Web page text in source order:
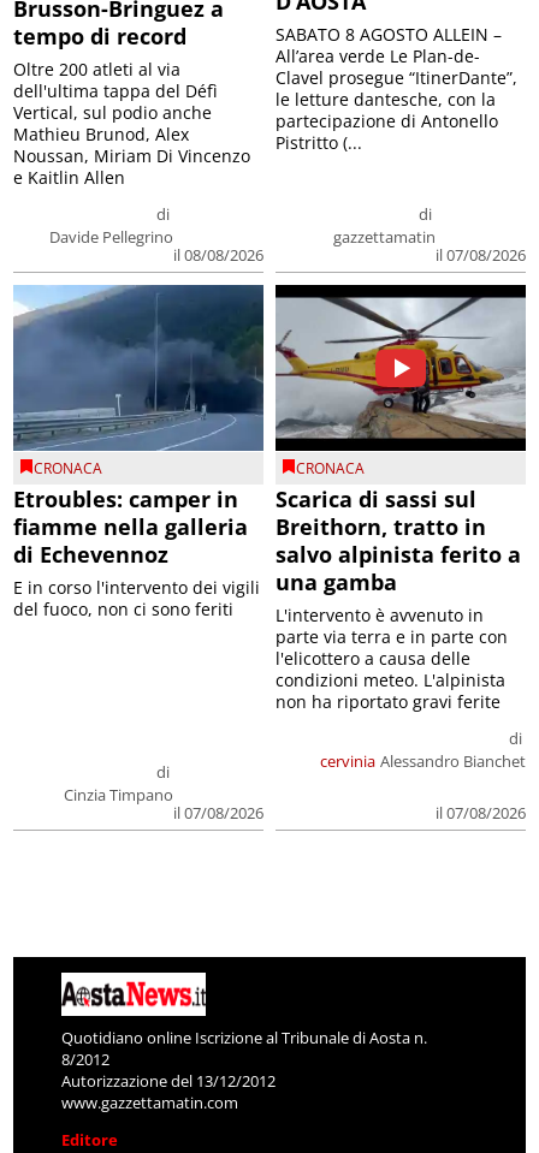
Brusson-Bringuez a
tempo di record
di
Davide Pellegrino
il 08/08/2026
Oltre 200 atleti al via
dell'ultima tappa del Défì
Vertical, sul podio anche
Mathieu Brunod, Alex
Noussan, Miriam Di Vincenzo
e Kaitlin Allen
di
gazzettamatin
il 07/08/2026
SABATO 8 AGOSTO ALLEIN –
All’area verde Le Plan-de-
Clavel prosegue “ItinerDante”,
le letture dantesche, con la
partecipazione di Antonello
Pistritto (...
CRONACA
Etroubles: camper in
fiamme nella galleria
di Echevennoz
di
Cinzia Timpano
il 07/08/2026
E in corso l'intervento dei vigili
del fuoco, non ci sono feriti
CRONACA
Scarica di sassi sul
Breithorn, tratto in
salvo alpinista ferito a
una gamba
cervinia
di
Alessandro Bianchet
il 07/08/2026
L'intervento è avvenuto in
parte via terra e in parte con
l'elicottero a causa delle
condizioni meteo. L'alpinista
non ha riportato gravi ferite
Quotidiano online Iscrizione al Tribunale di Aosta n.
8/2012
Autorizzazione del 13/12/2012
www.gazzettamatin.com
Editore